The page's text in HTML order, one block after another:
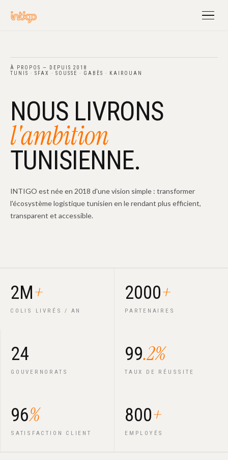
À PROPOS — DEPUIS 2018
TUNIS · SFAX · SOUSSE · GABÈS · KAIROUAN
NOUS LIVRONS
l'ambition
TUNISIENNE.
INTIGO est née en 2018 d'une vision simple : transformer
l'écosystème logistique tunisien en le rendant plus efficient,
transparent et accessible.
2M+
COLIS LIVRÉS / AN
2000+
PARTENAIRES
24
GOUVERNORATS
99.2%
TAUX DE RÉUSSITE
96%
SATISFACTION CLIENT
800+
EMPLOYÉS